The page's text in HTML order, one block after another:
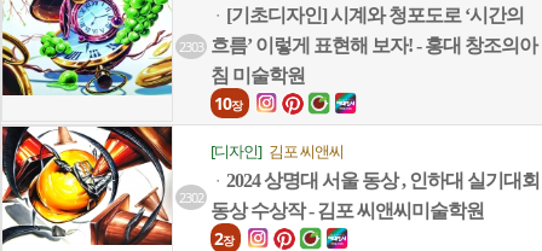
2303
ㆍ [기초디자인] 시계와 청포도로 ‘시간의
흐름’ 이렇게 표현해 보자! - 홍대 창조의아
침 미술학원
10장
2302
[디자인] 김포 씨앤씨
ㆍ 2024 상명대 서울 동상 , 인하대 실기대회
동상 수상작 - 김포 씨앤씨미술학원
2장